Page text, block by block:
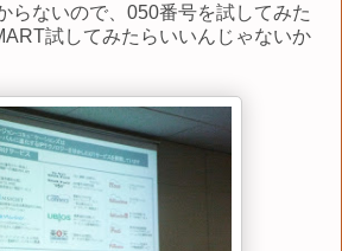
らないので、050番号を試してみた
試してみたらいいんじゃないか